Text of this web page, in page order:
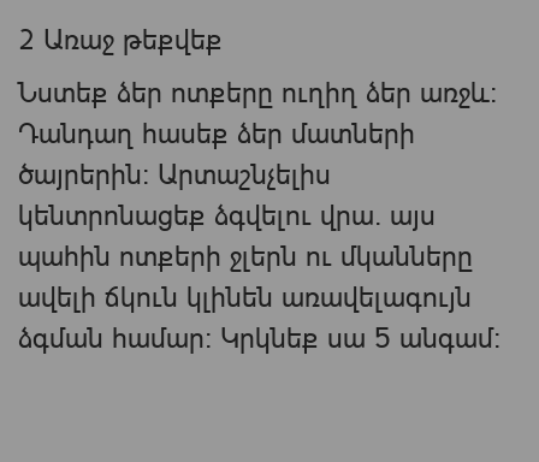
2 Առաջ թեքվեք
Նստեք ձեր ոտքերը ուղիղ ձեր առջև:
Դանդաղ հասեք ձեր մատների
ծայրերին: Արտաշնչելիս
կենտրոնացեք ձգվելու վրա. այս
պահին ոտքերի ջլերն ու մկանները
ավելի ճկուն կլինեն առավելագույն
ձգման համար: Կրկնեք սա 5 անգամ։